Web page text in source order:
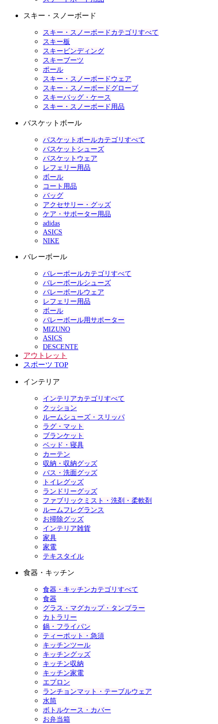
スキー・スノーボード
スキー・スノーボードカテゴリすべて
スキー板
スキービンディング
スキーブーツ
ポール
スキー・スノーボードウェア
スキー・スノーボードグローブ
スキーバッグ・ケース
スキー・スノーボード用品
バスケットボール
バスケットボールカテゴリすべて
バスケットシューズ
バスケットウェア
レフェリー用品
ボール
コート用品
バッグ
アクセサリー・グッズ
ケア・サポーター用品
adidas
ASICS
NIKE
バレーボール
バレーボールカテゴリすべて
バレーボールシューズ
バレーボールウェア
レフェリー用品
ボール
バレーボール用サポーター
MIZUNO
ASICS
DESCENTE
アウトレット
スポーツ TOP
インテリア
インテリアカテゴリすべて
クッション
ルームシューズ・スリッパ
ラグ・マット
ブランケット
ベッド・寝具
カーテン
収納・収納グッズ
バス・洗面グッズ
トイレグッズ
ランドリーグッズ
ファブリックミスト・洗剤・柔軟剤
ルームフレグランス
お掃除グッズ
インテリア雑貨
家具
家電
テキスタイル
食器・キッチン
食器・キッチンカテゴリすべて
食器
グラス・マグカップ・タンブラー
カトラリー
鍋・フライパン
ティーポット・急須
キッチンツール
キッチングッズ
キッチン収納
キッチン家電
エプロン
ランチョンマット・テーブルウェア
水筒
ボトルケース・カバー
お弁当箱